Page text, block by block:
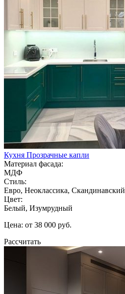
Кухня Прозрачные капли
Материал фасада:
МДФ
Стиль:
Евро, Неоклассика, Скандинавский
Цвет:
Белый, Изумрудный
Цена: от 38 000 руб.
Рассчитать